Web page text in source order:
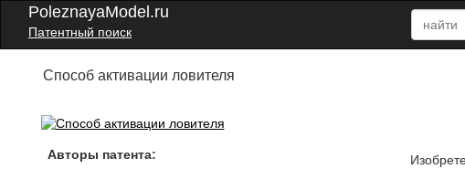
PoleznayaModel.ru
Патентный поиск
Способ активации ловителя
Авторы патента: